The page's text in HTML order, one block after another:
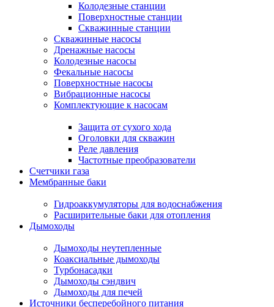
Колодезные станции
Поверхностные станции
Скважинные станции
Скважинные насосы
Дренажные насосы
Колодезные насосы
Фекальные насосы
Поверхностные насосы
Вибрационные насосы
Комплектующие к насосам
Защита от сухого хода
Оголовки для скважин
Реле давления
Частотные преобразователи
Счетчики газа
Мембранные баки
Гидроаккумуляторы для водоснабжения
Расширительные баки для отопления
Дымоходы
Дымоходы неутепленные
Коаксиальные дымоходы
Турбонасадки
Дымоходы сэндвич
Дымоходы для печей
Источники бесперебойного питания